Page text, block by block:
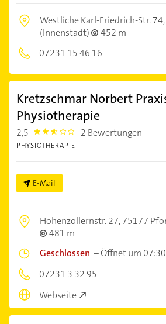
Westliche Karl-Friedrich-Str. 74,
(Innenstadt)
452 m
07231 15 46 16
Kretzschmar Norbert
Physiotherapie
2,5 2.5 2 Bewertungen
PHYSIOTHERAPIE
E-Mail
Hohenzollernstr. 27,75177
481 m
Geschlossen –Öffnet um 07:30
07231 3 32 95
Webseite